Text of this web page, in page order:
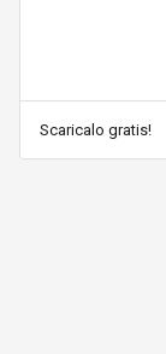
Scaricalo gratis!